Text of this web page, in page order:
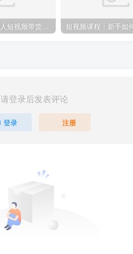
夜草与千里马素人短视频带货集训营，薛辉团队价值599元
请登录后发表评论
登录 注册